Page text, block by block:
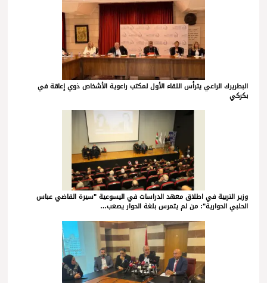
البطريرك الراعي يترأس اللقاء الأول لمكتب راعوية الأشخاص ذوي إعاقة في
بكركي
وزير التربية في اطلاق معهد الدراسات في اليسوعية "سيرة القاضي عباس
الحلبي الحوارية": من لم يتمرس بلغة الحوار يصعب…